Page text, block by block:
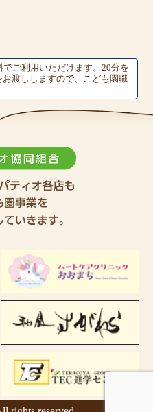
でご利用いただけます。20分を
渡ししますので、こども園職